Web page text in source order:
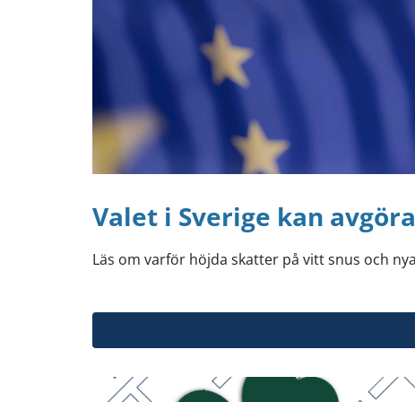
Valet i Sverige kan
Läs om varför höjda skatter på vitt snus och